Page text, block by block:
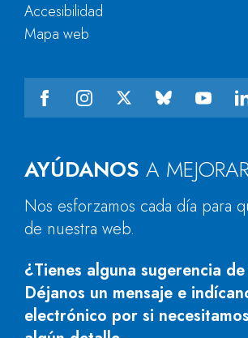
AYÚDANOS A
Nos esforzamos cada día para
de nuestra web.
¿Tienes alguna sugerencia
Déjanos un mensaje e
electrónico por si
Accesibilidad
Mapa web